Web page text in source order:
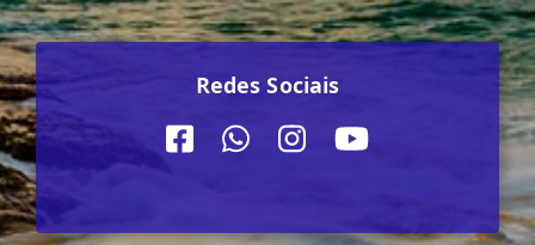
Redes Sociais